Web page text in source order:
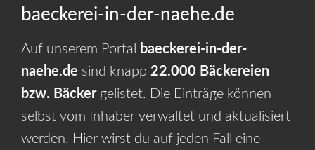
baeckerei-in-der-naehe.de
Auf unserem Portal
baeckerei-in-der-
naehe.de sind knapp 22.000 Bäckereien
bzw. Bäckergelistet. Die Einträge können
selbst vom Inhaber verwaltet und aktualisiert
werden. Hier wirst du auf jeden Fall eine